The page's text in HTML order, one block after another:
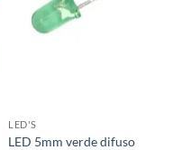
LED'S
LED 5mm verde difuso